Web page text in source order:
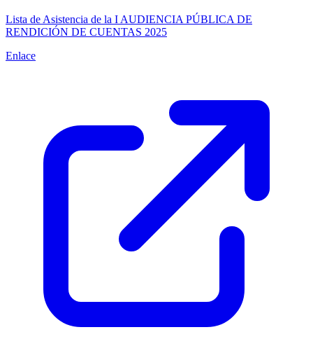
Lista de Asistencia de la I AUDIENCIA PÚBLICA DE
RENDICIÓN DE CUENTAS 2025
Enlace